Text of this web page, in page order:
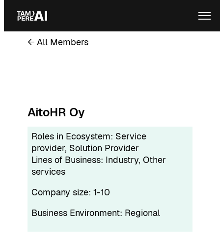
Skip
content
← All Members
AitoHR Oy
Roles in Ecosystem: Service
provider, Solution Provider
Lines of Business: Industry, Other
services
Company size: 1-10
Business Environment: Regional